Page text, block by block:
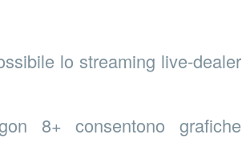
lo streaming live‑dealer
8+ consentono grafiche